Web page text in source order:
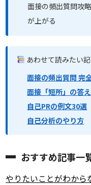
面接の頻出質問攻
が上がる
あわせて読みたい
面接の頻出質問 完
面接「短所」の答
自己PRの例文30選
自己分析のやり方
おすすめ記事一
やりたいことがわから